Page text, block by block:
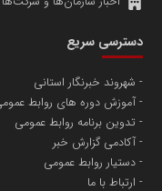
سازمان بورس و اوراق
مرجع اخبار موثق در